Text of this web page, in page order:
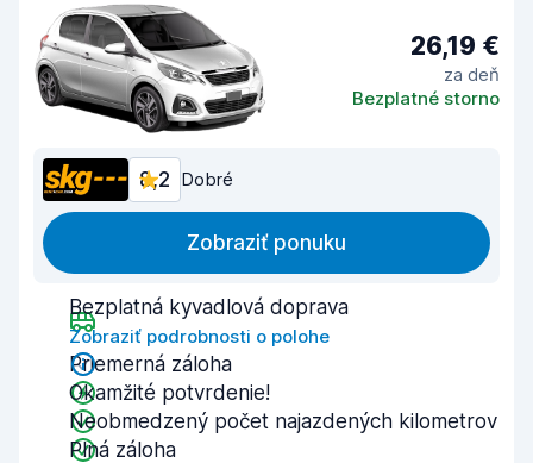
26,19 €
za deň
Bezplatné storno
8,2 Dobré
Zobraziť ponuku
Bezplatná kyvadlová doprava
Zobraziť podrobnosti o polohe
Priemerná záloha
Okamžité potvrdenie!
Neobmedzený počet najazdených kilometrov
Plná záloha